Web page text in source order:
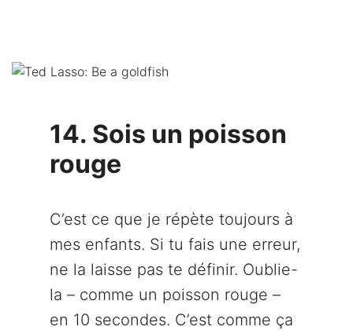
14. Sois un poisson
rouge
C’est ce que je répète toujours à
mes enfants. Si tu fais une erreur,
ne la laisse pas te définir. Oublie-
la – comme un poisson rouge –
en 10 secondes. C’est comme ça